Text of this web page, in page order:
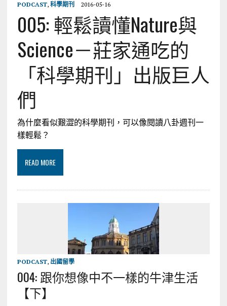
PODCAST, 科學期刊 2016-05-16
005: 輕鬆讀懂Nature與
Science－莊家通吃的
「科學期刊」出版巨人
們
為什麼看似艱澀的科學期刊，可以像閱讀八卦週刊一
樣輕鬆？
READ MORE
PODCAST, 出國留學
004: 跟你想像中不一樣的牛津生活
【下】